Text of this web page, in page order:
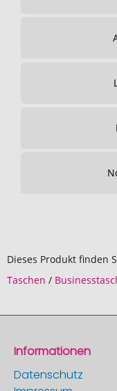
Dieses Produkt finden
Taschen /
Informationen
Datenschutz